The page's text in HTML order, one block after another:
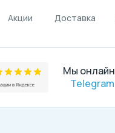
Акции Доставка
Мы онлайн
Telegram